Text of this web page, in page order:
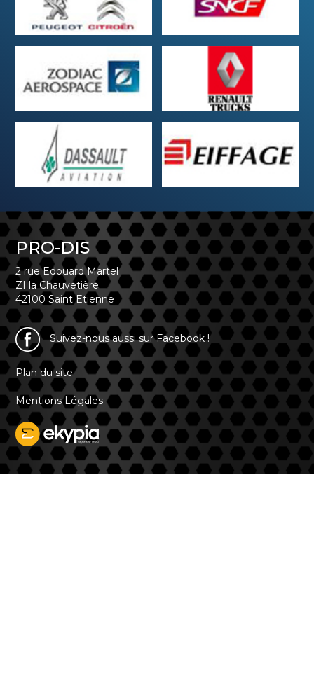
PRO-DIS
2 rue Edouard Martel
ZI la Chauvetière
42100 Saint Etienne
Suivez-nous aussi sur Facebook !
Plan du site
Mentions Légales